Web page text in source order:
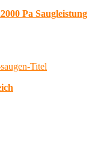
Pa Saugleistung